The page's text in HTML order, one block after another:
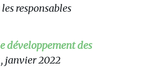
responsables
développement des
janvier 2022